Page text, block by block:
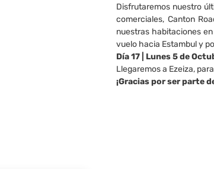
Disfrutaremos nuestro
comerciales, Canton
nuestras habitaciones
vuelo hacia Estambul y
Día 17 | Lunes 5 de
Llegaremos a Ezeiza,
¡Gracias por ser parte